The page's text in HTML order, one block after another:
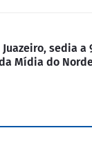
Juazeiro, sedia
Mídia do